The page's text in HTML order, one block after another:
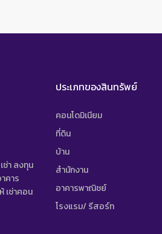
ช่า ลงทุน
คาร
เช่าคอน
ประเภทของสินทรัพย์
คอนโดมิเนียม
ที่ดิน
บ้าน
สำนักงาน
อาคารพาณิชย์
โรงแรม/ รีสอร์ท